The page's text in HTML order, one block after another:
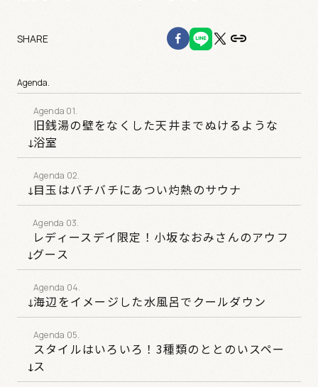
SHARE
Agenda.
旧銭湯の壁をなくした天井までぬけるような
浴室
目玉はバチバチにあつい灼熱のサウナ
レディースデイ限定！小坂なおみさんのアウフ
グース
海辺をイメージした水風呂でクールダウン
スタイルはいろいろ！3種類のととのいスペー
ス